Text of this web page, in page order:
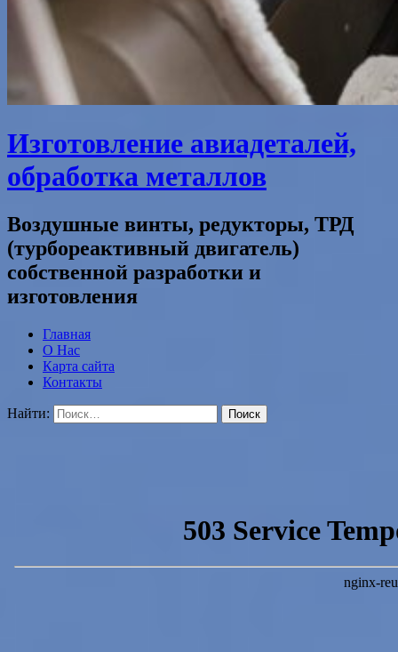
Изготовление авиадеталей,
обработка металлов
Воздушные винты, редукторы, ТРД
(турбореактивный двигатель)
собственной разработки и
изготовления
Главная
О Нас
Карта сайта
Контакты
Найти: